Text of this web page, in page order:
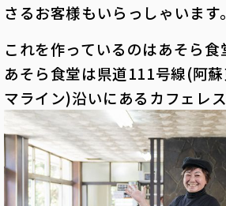
さるお客様もいらっしゃいます。
これを作っているのはあそら食
あそら食堂は県道111号線(阿
マライン)沿いにあるカフェレス